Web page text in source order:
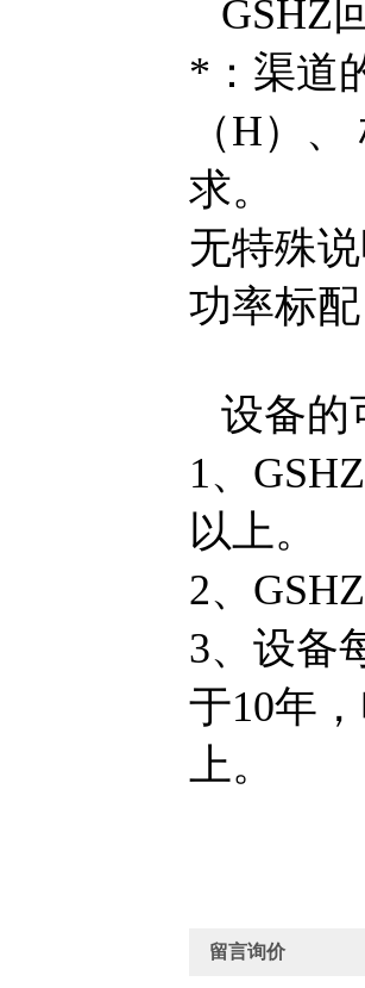
GSHZ
*：渠道
（H）
求。
无特殊
功率标
设备的
1、
以上。
2、
3、设备
于10年
上。
留言询价